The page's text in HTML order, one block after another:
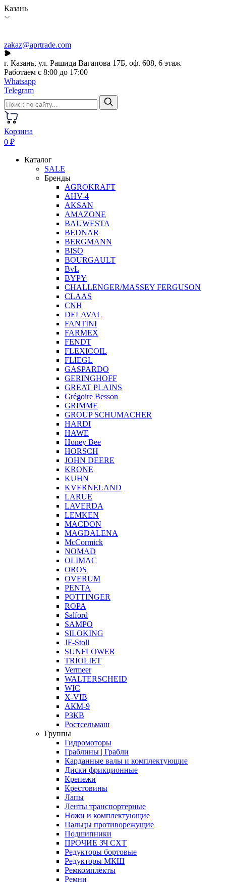
Казань
zakaz@aprtrade.com
г. Казань, ул. Рашида Вагапова 17Б, оф. 608, 6 этаж
Работаем с 8:00 до 17:00
Whatsapp
Telegram
Корзина
0 ₽
Каталог
SALE
Бренды
AGROKRAFT
AHV-4
AKSAN
AMAZONE
BAUWESTA
BEDNAR
BERGMANN
BISO
BOURGAULT
BvL
BYPY
CHALLENGER/MASSEY FERGUSON
CLAAS
CNH
DELAVAL
FANTINI
FARMEX
FENDT
FLEXICOIL
FLIEGL
GASPARDO
GERINGHOFF
GREAT PLAINS
Grégoire Besson
GRIMME
GROUP SCHUMACHER
HARDI
HAWE
Honey Bee
HORSCH
JOHN DEERE
KRONE
KUHN
KVERNELAND
LARUE
LAVERDA
LEMKEN
MACDON
MAGDALENA
McCormick
NOMAD
OLIMAC
OROS
OVERUM
PENTA
POTTINGER
ROPA
Salford
SAMPO
SILOKING
JF-Stoll
SUNFLOWER
TRIOLIET
Vermeer
WALTERSCHEID
WIC
X-VIB
АКМ-9
РЗКВ
Ростсельмаш
Группы
Гидромоторы
Граблины | Грабли
Карданные валы и комплектующие
Диски фрикционные
Крепежи
Крестовины
Лапы
Ленты транспортерные
Ножи и комплектующие
Пальцы противорежущие
Подшипники
ПРОЧИЕ ЗЧ СХТ
Редукторы бортовые
Редукторы МКШ
Ремкомплекты
Ремни